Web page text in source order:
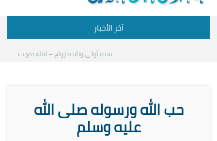
آخر الأخبار
سنة أولى وثانية زواج – لقاء مع د.خالد الحليبي
حب الله ورسوله صلى الله
عليه وسلم